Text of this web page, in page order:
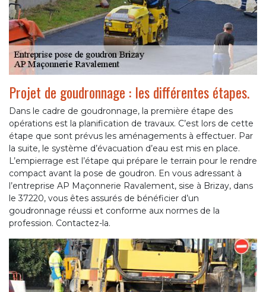
Projet de goudronnage : les différentes étapes.
Dans le cadre de goudronnage, la première étape des
opérations est la planification de travaux. C’est lors de cette
étape que sont prévus les aménagements à effectuer. Par
la suite, le système d’évacuation d’eau est mis en place.
L’empierrage est l’étape qui prépare le terrain pour le rendre
compact avant la pose de goudron. En vous adressant à
l’entreprise AP Maçonnerie Ravalement, sise à Brizay, dans
le 37220, vous êtes assurés de bénéficier d’un
goudronnage réussi et conforme aux normes de la
profession. Contactez-la.